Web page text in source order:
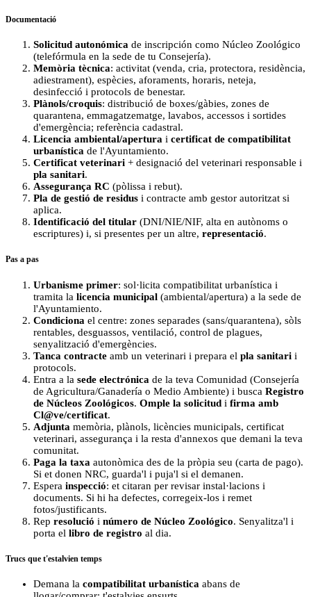
Documentació
Solicitud autonómica de inscripción como Núcleo Zoológico
(telefórmula en la sede de tu Consejería).
Memòria tècnica: activitat (venda, cria, protectora, residència,
adiestrament), espècies, aforaments, horaris, neteja,
desinfecció i protocols de benestar.
Plànols/croquis: distribució de boxes/gàbies, zones de
quarantena, emmagatzematge, lavabos, accessos i sortides
d'emergència; referència cadastral.
Licencia ambiental/apertura i certificat de compatibilitat
urbanística de l'Ayuntamiento.
Certificat veterinari + designació del veterinari responsable i
pla sanitari.
Assegurança RC (pòlissa i rebut).
Pla de gestió de residus i contracte amb gestor autoritzat si
aplica.
Identificació del titular (DNI/NIE/NIF, alta en autònoms o
escriptures) i, si presentes per un altre, representació.
Pas a pas
Urbanisme primer: sol·licita compatibilitat urbanística i
tramita la licencia municipal (ambiental/apertura) a la sede de
l'Ayuntamiento.
Condiciona el centre: zones separades (sans/quarantena), sòls
rentables, desguassos, ventilació, control de plagues,
senyalització d'emergències.
Tanca contracte amb un veterinari i prepara el pla sanitari i
protocols.
Entra a la sede electrónica de la teva Comunidad (Consejería
de Agricultura/Ganadería o Medio Ambiente) i busca Registro
de Núcleos Zoológicos. Omple la solicitud i firma amb
Cl@ve/certificat.
Adjunta memòria, plànols, licències municipals, certificat
veterinari, assegurança i la resta d'annexos que demani la teva
comunitat.
Paga la taxa autonòmica des de la pròpia seu (carta de pago).
Si et donen NRC, guarda'l i puja'l si el demanen.
Espera inspecció: et citaran per revisar instal·lacions i
documents. Si hi ha defectes, corregeix-los i remet
fotos/justificants.
Rep resolució i número de Núcleo Zoológico. Senyalitza'l i
porta el libro de registro al dia.
Trucs que t'estalvien temps
Demana la compatibilitat urbanística abans de